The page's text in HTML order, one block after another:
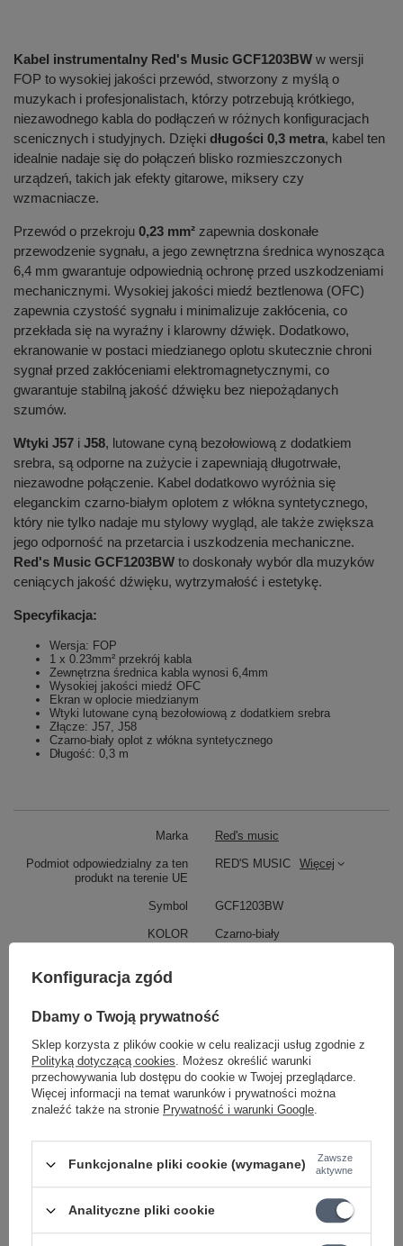
Kabel instrumentalny Red's Music GCF1203BW w wersji
FOP to wysokiej jakości przewód, stworzony z myślą o
muzykach i profesjonalistach, którzy potrzebują krótkiego,
niezawodnego kabla do podłączeń w różnych konfiguracjach
scenicznych i studyjnych. Dzięki długości 0,3 metra, kabel ten
idealnie nadaje się do połączeń blisko rozmieszczonych
urządzeń, takich jak efekty gitarowe, miksery czy
wzmacniacze.
Przewód o przekroju 0,23 mm² zapewnia doskonałe
przewodzenie sygnału, a jego zewnętrzna średnica wynosząca
6,4 mm gwarantuje odpowiednią ochronę przed uszkodzeniami
mechanicznymi. Wysokiej jakości miedź beztlenowa (OFC)
zapewnia czystość sygnału i minimalizuje zakłócenia, co
przekłada się na wyraźny i klarowny dźwięk. Dodatkowo,
ekranowanie w postaci miedzianego oplotu skutecznie chroni
sygnał przed zakłóceniami elektromagnetycznymi, co
gwarantuje stabilną jakość dźwięku bez niepożądanych
szumów.
Wtyki J57 i J58, lutowane cyną bezołowiową z dodatkiem
srebra, są odporne na zużycie i zapewniają długotrwałe,
niezawodne połączenie. Kabel dodatkowo wyróżnia się
eleganckim czarno-białym oplotem z włókna syntetycznego,
który nie tylko nadaje mu stylowy wygląd, ale także zwiększa
jego odporność na przetarcia i uszkodzenia mechaniczne.
Red's Music GCF1203BW to doskonały wybór dla muzyków
ceniących jakość dźwięku, wytrzymałość i estetykę.
Specyfikacja:
Wersja: FOP
1 x 0.23mm² przekrój kabla
Zewnętrzna średnica kabla wynosi 6,4mm
Wysokiej jakości miedź OFC
Ekran w oplocie miedzianym
Wtyki lutowane cyną bezołowiową z dodatkiem srebra
Złącze: J57, J58
Czarno-biały oplot z włókna syntetycznego
Długość: 0,3 m
Marka Red's music
Podmiot odpowiedzialny za ten
produkt na terenie UE
RED'S MUSIC Więcej
Symbol GCF1203BW
KOLOR Czarno-biały
PRZEKRÓJ KABLA 1x0.23mm²
KATEGORIA KABLE
WTYKI Prosty i kątowy
MODEL Red's music gcf12
Parametry bezpieczeństwa Parametry bezpieczeństwa
Konfiguracja zgód
Dbamy o Twoją prywatność
Sklep korzysta z plików cookie w celu realizacji usług zgodnie z
Polityką dotyczącą cookies. Możesz określić warunki
przechowywania lub dostępu do cookie w Twojej przeglądarce.
Więcej informacji na temat warunków i prywatności można
znaleźć także na stronie Prywatność i warunki Google.
Funkcjonalne pliki cookie (wymagane)
Zawsze
aktywne
Analityczne pliki cookie